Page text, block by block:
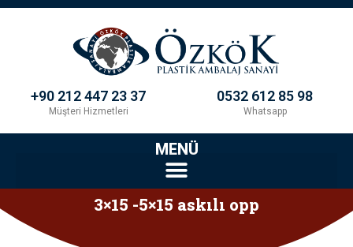
+90 212 447 23 37
Müşteri Hizmetleri
0532 612 85 98
Whatsapp
MENÜ
3×15 -5×15 askılı opp